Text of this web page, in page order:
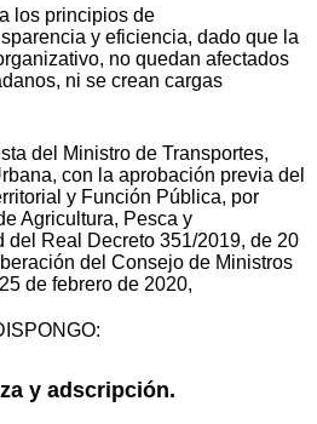
los principios de
y eficiencia, dado que la
no quedan afectados
ni se crean cargas
del Ministro de Transportes,
con la aprobación previa del
y Función Pública, por
Agricultura, Pesca y
del Real Decreto 351/2019, de 20
del Consejo de Ministros
de febrero de 2020,
y adscripción.